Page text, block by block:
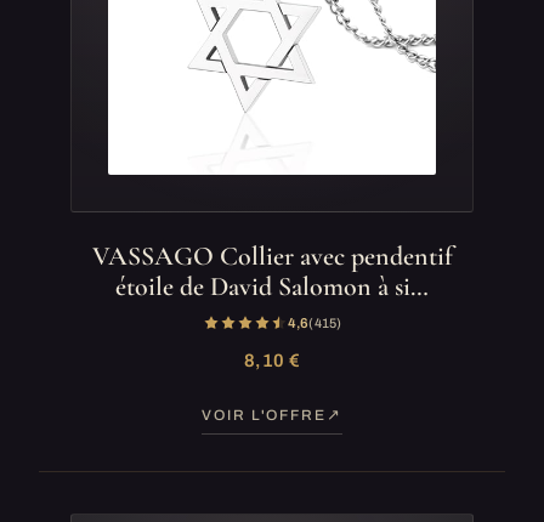
VASSAGO Collier avec pendentif
étoile de David Salomon à si…
4,6(415)
8,10 €
VOIR L'OFFRE